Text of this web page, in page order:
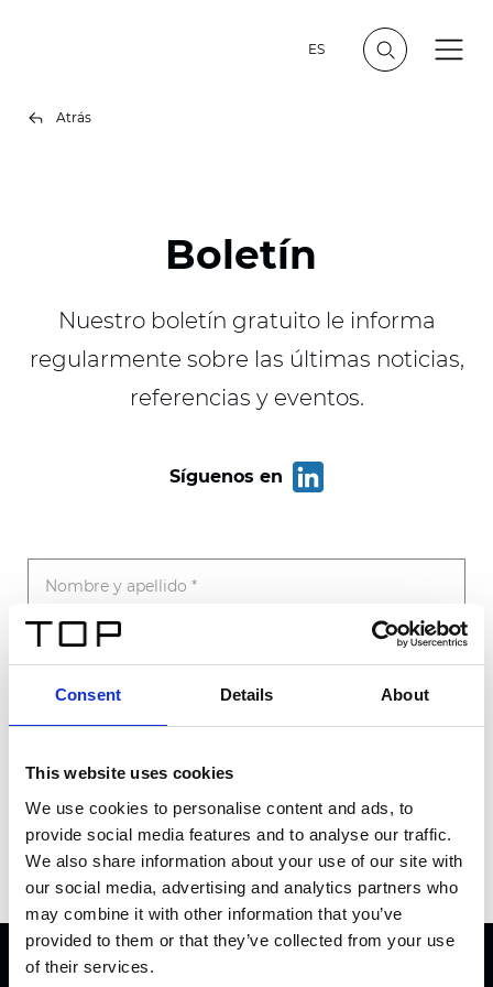
Consent Details About
This website uses cookies
We use cookies to personalise content and ads, to
provide social media features and to analyse our traffic.
We also share information about your use of our site with
our social media, advertising and analytics partners who
may combine it with other information that you’ve
provided to them or that they’ve collected from your use
of their services.
ES
Atrás
Boletín
Nuestro boletín gratuito le informa
regularmente sobre las últimas noticias,
referencias y eventos.
Síguenos en
Enviar